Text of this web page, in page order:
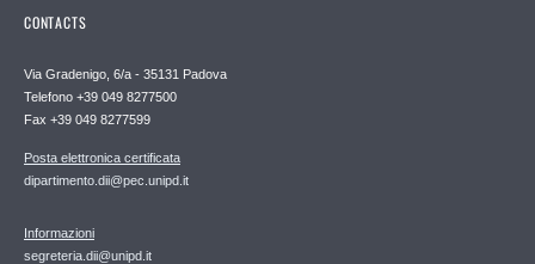
CONTACTS
Via Gradenigo, 6/a - 35131 Padova
Telefono +39 049 8277500
Fax +39 049 8277599
Posta elettronica certificata
dipartimento.dii@pec.unipd.it
Informazioni
segreteria.dii@unipd.it